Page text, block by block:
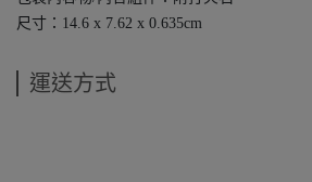
尺寸：14.6 x 7.62 x 0.635cm
運送方式